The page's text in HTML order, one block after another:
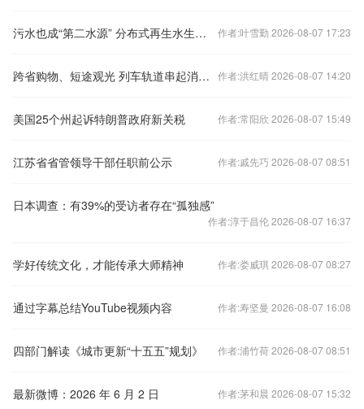
污水也成“第二水源” 分布式再生水生态系统为城市提供稳定第二水源 作者:叶雪勤 2026-08-07 17:23
跨省购物、短途观光 列车轨道串起消费新活力 作者:洪红晴 2026-08-07 14:20
美国25个州起诉特朗普政府新关税 作者:常阳欣 2026-08-07 15:49
江苏省省管领导干部任职前公示 作者:戚先巧 2026-08-07 08:51
日本调查：有39%的受访者存在“孤独感”
作者:淳于昌伦 2026-08-07 16:37
学好传统文化，才能传承大师精神 作者:娄威琪 2026-08-07 08:27
通过字幕总结YouTube视频内容 作者:寿坚曼 2026-08-07 16:08
四部门解读《城市更新“十五五”规划》 作者:浦竹荷 2026-08-07 08:51
最新微博：2026 年 6 月 2 日 作者:茅和晨 2026-08-07 15:32